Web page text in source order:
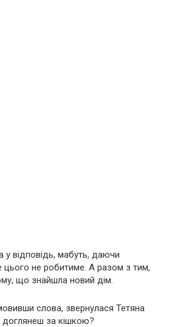
у відповідь, мабуть, даючи
цього не робитиме. А разом з тим,
що знайшла новий дім.
слова, звернулася Тетяна
доглянеш за кішкою?